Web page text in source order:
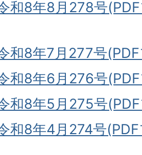
和8年8月278号
和8年7月277号
和8年6月276号
和8年5月275号
和8年4月274号